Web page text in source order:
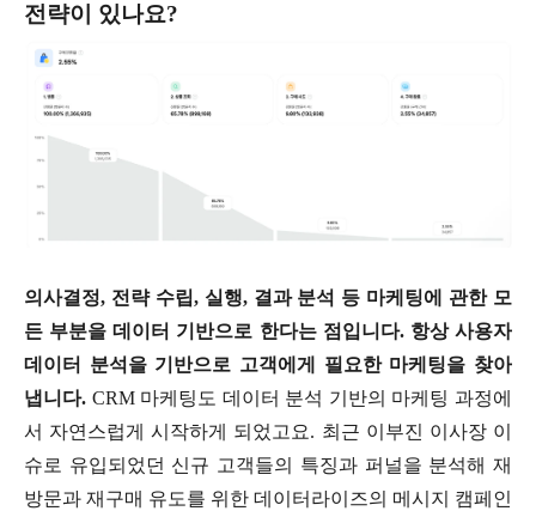
전략이 있나요?
의사결정, 전략 수립, 실행, 결과 분석 등 마케팅에 관한 모
든 부분을 데이터 기반으로 한다는 점입니다. 항상 사용자
데이터 분석을 기반으로 고객에게 필요한 마케팅을 찾아
냅니다. CRM 마케팅도 데이터 분석 기반의 마케팅 과정에
서 자연스럽게 시작하게 되었고요. 최근 이부진 이사장 이
슈로 유입되었던 신규 고객들의 특징과 퍼널을 분석해 재
방문과 재구매 유도를 위한 데이터라이즈의 메시지 캠페인